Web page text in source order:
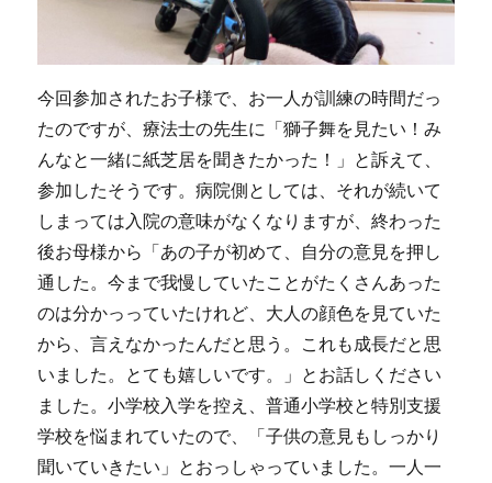
今回参加されたお子様で、お一人が訓練の時間だっ
たのですが、療法士の先生に「獅子舞を見たい！み
んなと一緒に紙芝居を聞きたかった！」と訴えて、
参加したそうです。病院側としては、それが続いて
しまっては入院の意味がなくなりますが、終わった
後お母様から「あの子が初めて、自分の意見を押し
通した。今まで我慢していたことがたくさんあった
のは分かっっていたけれど、大人の顔色を見ていた
から、言えなかったんだと思う。これも成長だと思
いました。とても嬉しいです。」とお話しください
ました。小学校入学を控え、普通小学校と特別支援
学校を悩まれていたので、「子供の意見もしっかり
聞いていきたい」とおっしゃっていました。一人一